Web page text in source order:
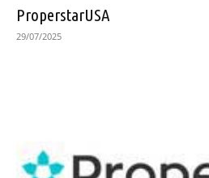
ProperstarUSA
29/07/2025